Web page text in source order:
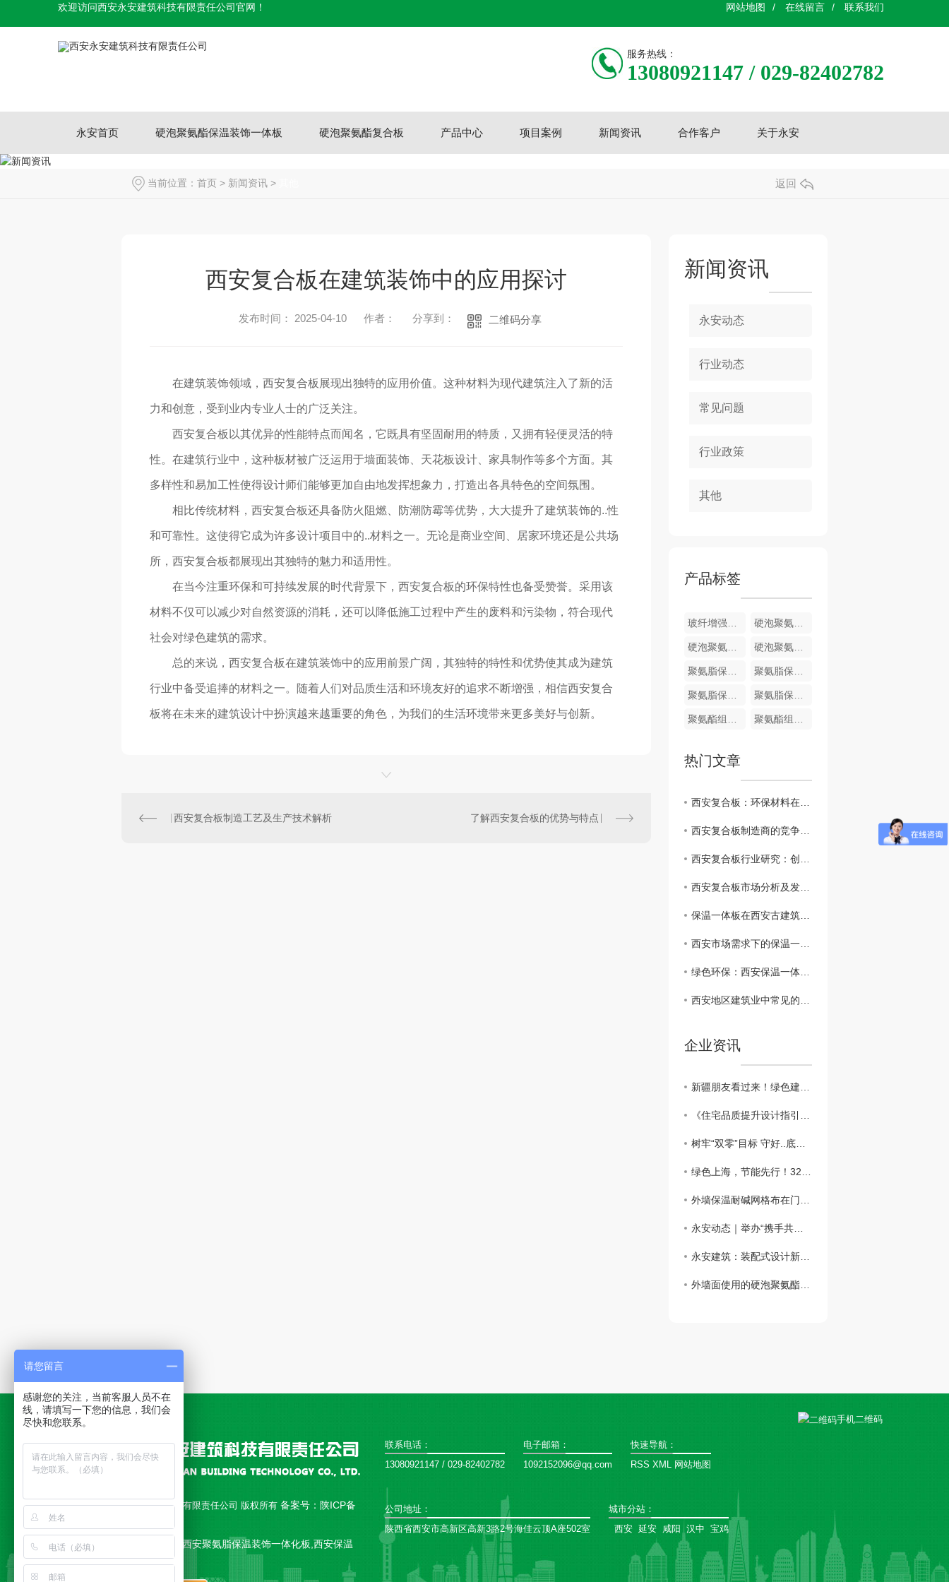
欢迎访问西安永安建筑科技有限责任公司官网！ 网站地图 / 在线留言 / 联系我们
服务热线：
13080921147 / 029-82402782
永安首页 硬泡聚氨酯保温装饰一体板 硬泡聚氨酯复合板 产品中心 项目案例 新闻资讯 合作客户 关于永安
当前位置： 首页 > 新闻资讯 > 返回
西安复合板在建筑装饰中的应用探讨
发布时间： 2025-04-10 作者： 分享到： 二维码分享
在建筑装饰领域，西安复合板展现出独特的应用价值。这种材料为现代建筑注入了新的活
力和创意，受到业内专业人士的广泛关注。
西安复合板以其优异的性能特点而闻名，它既具有坚固耐用的特质，又拥有轻便灵活的特
性。在建筑行业中，这种板材被广泛运用于墙面装饰、天花板设计、家具制作等多个方面。其
多样性和易加工性使得设计师们能够更加自由地发挥想象力，打造出各具特色的空间氛围。
相比传统材料，西安复合板还具备防火阻燃、防潮防霉等优势，大大提升了建筑装饰的..性
和可靠性。这使得它成为许多设计项目中的..材料之一。无论是商业空间、居家环境还是公共场
所，西安复合板都展现出其独特的魅力和适用性。
在当今注重环保和可持续发展的时代背景下，西安复合板的环保特性也备受赞誉。采用该
材料不仅可以减少对自然资源的消耗，还可以降低施工过程中产生的废料和污染物，符合现代
社会对绿色建筑的需求。
总的来说，西安复合板在建筑装饰中的应用前景广阔，其独特的特性和优势使其成为建筑
行业中备受追捧的材料之一。随着人们对品质生活和环境友好的追求不断增强，相信西安复合
板将在未来的建筑设计中扮演越来越重要的角色，为我们的生活环境带来更多美好与创新。
西安复合板制造工艺及生产技术解析 了解西安复合板的优势与特点
新闻资讯
永安动态
行业动态
常见问题
行业政策
其他
产品标签
玻纤增强聚氨酯节能门窗 硬泡聚氨酯复合浅荔枝面陶瓷薄板保温装饰一体板
硬泡聚氨酯复合哑光面陶瓷薄板保温装饰一体板 硬泡聚氨酯陶瓷薄板一体板
聚氨脂保温装饰一体化板 聚氨脂保温装饰一体化板
聚氨脂保温装饰一体化板 聚氨脂保温装饰一体化板
聚氨酯组合料 聚氨酯组合料
热门文章
西安复合板：环保材料在建筑业的崭露头角
西安复合板制造商的竞争优势和挑战
西安复合板行业研究：创新技术与应用前景
西安复合板市场分析及发展趋势
保温一体板在西安古建筑修复中的应用实例分享
西安市场需求下的保温一体板生产和供应情况分析
绿色环保：西安保温一体板在建筑行业的可持续发展
西安地区建筑业中常见的保温一体板材料对比
企业资讯
新疆朋友看过来！绿色建筑新篇章：外墙外保温助力新疆可持续发展
​《住宅品质提升设计指引》：鼓励按照近零能耗建筑建设
树牢“双零”目标 守好..底线，做好外墙保温工程
绿色上海，节能先行！3200万平方米建筑穿上“保温外衣”，外墙保温材料助力城市绿色发展
外墙保温耐碱网格布在门窗口翻包做法？？
永安动态｜举办“携手共进、关怀员工”主题活动
永安建筑：装配式设计新突破，硬泡聚氨酯复合陶瓷薄板一体板方案，成本降低，施工效率高
外墙面使用的硬泡聚氨酯复合陶瓷薄板一体板有何魅力？
Copyright © 西安永安建筑科技有限责任公司 版权所有 备案号： 陕ICP备
18010892号-1
公司主营 西安聚氨脂复合板,西安聚氨脂保温装饰一体化板,西安保温
一体板,西安复合板 等产品
联系电话：
13080921147 / 029-82402782
电子邮箱：
1092152096@qq.com
快速导航：
RSS XML 网站地图
公司地址：
陕西省西安市高新区高新3路2号海佳云顶A座502室
城市分站 ：
西安 延安 咸阳 汉中 宝鸡
手机二维码
请您留言
感谢您的关注，当前客服人员不在
线，请填写一下您的信息，我们会
尽快和您联系。